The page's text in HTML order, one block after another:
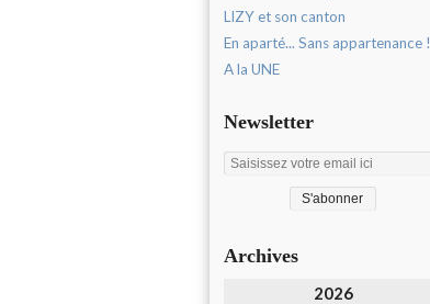
LIZY et son canton
En aparté... Sans appartenance !
A la UNE
Newsletter
Archives
2026